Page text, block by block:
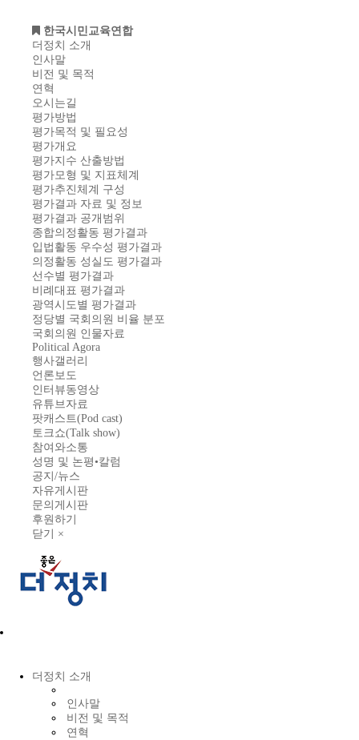
한국시민교육연합
더정치 소개
인사말
비전 및 목적
연혁
오시는길
평가방법
평가목적 및 필요성
평가개요
평가지수 산출방법
평가모형 및 지표체계
평가추진체계 구성
평가결과 자료 및 정보
평가결과 공개범위
종합의정활동 평가결과
입법활동 우수성 평가결과
의정활동 성실도 평가결과
선수별 평가결과
비례대표 평가결과
광역시도별 평가결과
정당별 국회의원 비율 분포
국회의원 인물자료
Political Agora
행사갤러리
언론보도
인터뷰동영상
유튜브자료
팟캐스트(Pod cast)
토크쇼(Talk show)
참여와소통
성명 및 논평•칼럼
공지/뉴스
자유게시판
문의게시판
후원하기
닫기 ×
더정치 소개
인사말
비전 및 목적
연혁